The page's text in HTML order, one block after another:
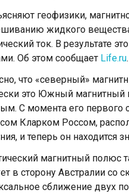
геофизики,
жидкого
ток. В результате
Об этом сообщает Life.ru.
что «северный»
это Южный магнитный
С момента его первого
Кларком Россом,
и теперь он находится
магнитный
в сторону Австралии со
сближение двух